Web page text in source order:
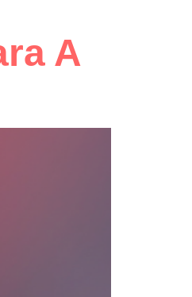
A